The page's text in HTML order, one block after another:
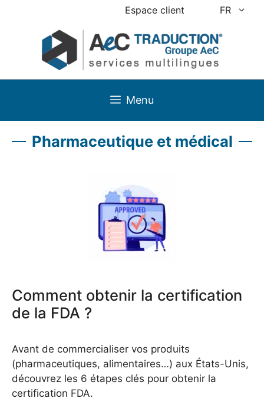
Espace client FR
Menu
Pharmaceutique et médical
Comment obtenir la certification
de la FDA ?
Avant de commercialiser vos produits
(pharmaceutiques, alimentaires…) aux États-Unis,
découvrez les 6 étapes clés pour obtenir la
certification FDA.